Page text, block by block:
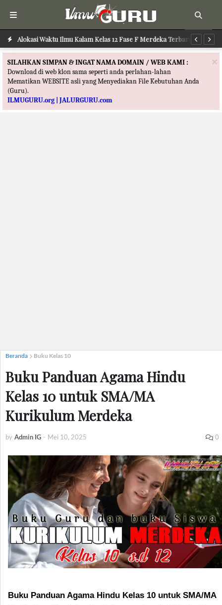
Alokasi Waktu Ilmu Kalam Kelas 12 Fase F Merdeka Terbaru
×
SILAHKAN SIMPAN & INGAT NAMA DOMAIN / WEB KAMI :
Download di web klon sama seperti anda perlahan-lahan
Mematikan WEBSITE asli yang Menyediakan File Kebutuhan Anda
(Guru).
ILMUGURU.org | JALURGURU.com
Beranda Buku Kelas 10
Buku Panduan Agama Hindu
Kelas 10 untuk SMA/MA
Kurikulum Merdeka
by Admin IG - Mei 10, 2025 0
Buku Panduan Agama Hindu Kelas 10 untuk SMA/MA